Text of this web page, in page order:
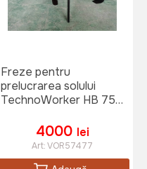
Freze pentru
prelucrarea solului
TechnoWorker HB 750
4000 lei
Art:VOR57477